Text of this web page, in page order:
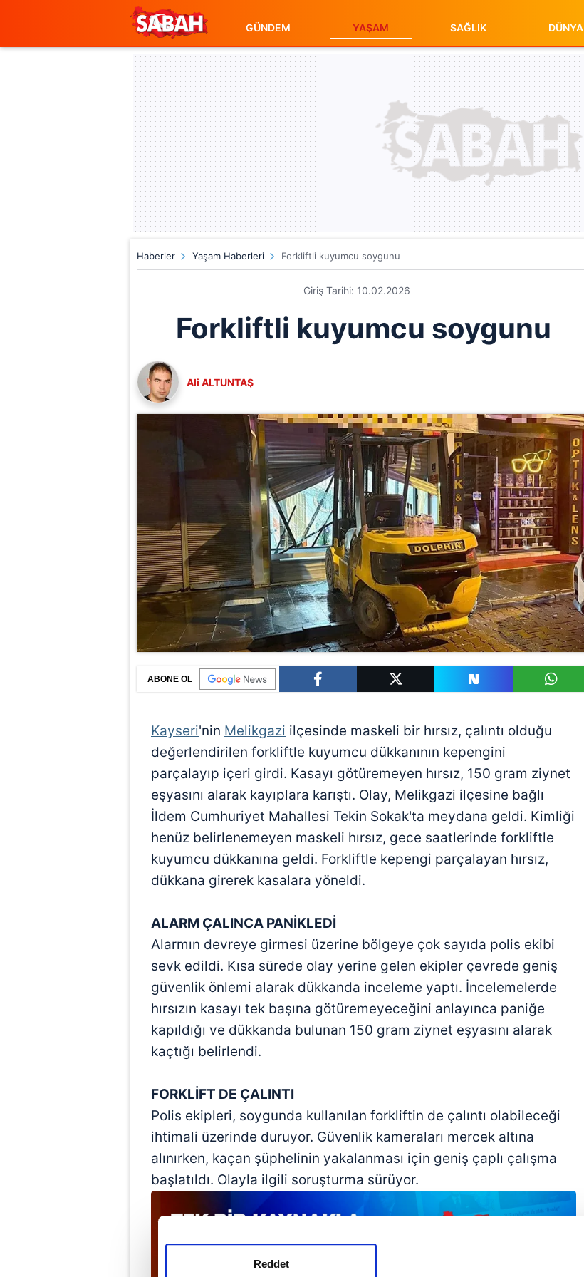
Reddet
GÜNDEM YAŞAM SAĞLIK DÜNYA
Haberler Yaşam Haberleri Forkliftli kuyumcu soygunu
Giriş Tarihi: 10.02.2026
Forkliftli kuyumcu soygunu
Ali ALTUNTAŞ
ABONE OL
Kayseri'nin Melikgazi ilçesinde maskeli bir hırsız, çalıntı olduğu
değerlendirilen forkliftle kuyumcu dükkanının kepengini
parçalayıp içeri girdi. Kasayı götüremeyen hırsız, 150 gram ziynet
eşyasını alarak kayıplara karıştı. Olay, Melikgazi ilçesine bağlı
İldem Cumhuriyet Mahallesi Tekin Sokak'ta meydana geldi. Kimliği
henüz belirlenemeyen maskeli hırsız, gece saatlerinde forkliftle
kuyumcu dükkanına geldi. Forkliftle kepengi parçalayan hırsız,
dükkana girerek kasalara yöneldi.
ALARM ÇALINCA PANİKLEDİ
Alarmın devreye girmesi üzerine bölgeye çok sayıda polis ekibi
sevk edildi. Kısa sürede olay yerine gelen ekipler çevrede geniş
güvenlik önlemi alarak dükkanda inceleme yaptı. İncelemelerde
hırsızın kasayı tek başına götüremeyeceğini anlayınca paniğe
kapıldığı ve dükkanda bulunan 150 gram ziynet eşyasını alarak
kaçtığı belirlendi.
FORKLİFT DE ÇALINTI
Polis ekipleri, soygunda kullanılan forkliftin de çalıntı olabileceği
ihtimali üzerinde duruyor. Güvenlik kameraları mercek altına
alınırken, kaçan şüphelinin yakalanması için geniş çaplı çalışma
başlatıldı. Olayla ilgili soruşturma sürüyor.